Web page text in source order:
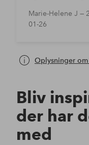
efter vask.
Marie-Helene J —
01-26
Oplysninger
Bliv
der har
med